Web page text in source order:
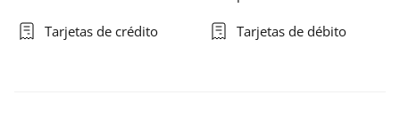
Tarjetas de crédito Tarjetas de débito